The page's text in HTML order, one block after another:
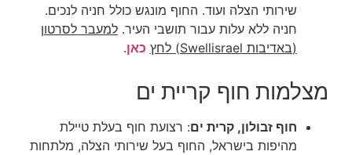
שירותי הצלה ועוד. החוף מונגש כולל חניה לנכים.
חניה ללא עלות עבור תושבי העיר. למעבר לסרטון
(באדיבות Swellisrael) לחץ כאן.
מצלמות חוף קריית ים
חוף זבולון, קרית ים: רצועת חוף בעלת טיילת
מהיפות בישראל, החוף בעל שירותי הצלה, מלתחות